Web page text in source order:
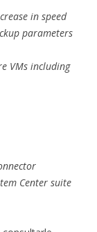
in speed
parameters
VMs including
Center suite